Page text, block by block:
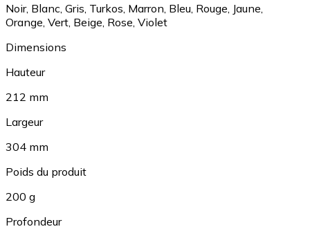
Noir, Blanc Gris Turkos Marron Bleu Rouge Jaune
Orange Vert Beige Rose Violet
Dimensions
Hauteur
212 mm
Largeur
304 mm
Poids du produit
200 g
Profondeur